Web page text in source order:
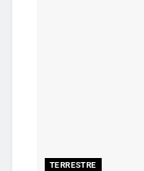
TERRESTRE